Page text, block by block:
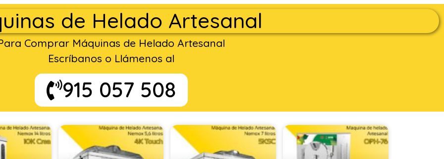
de Helado Artesanal
Comprar Máquinas de Helado Artesanal
Escríbanos o Llámenos al
915 057 508